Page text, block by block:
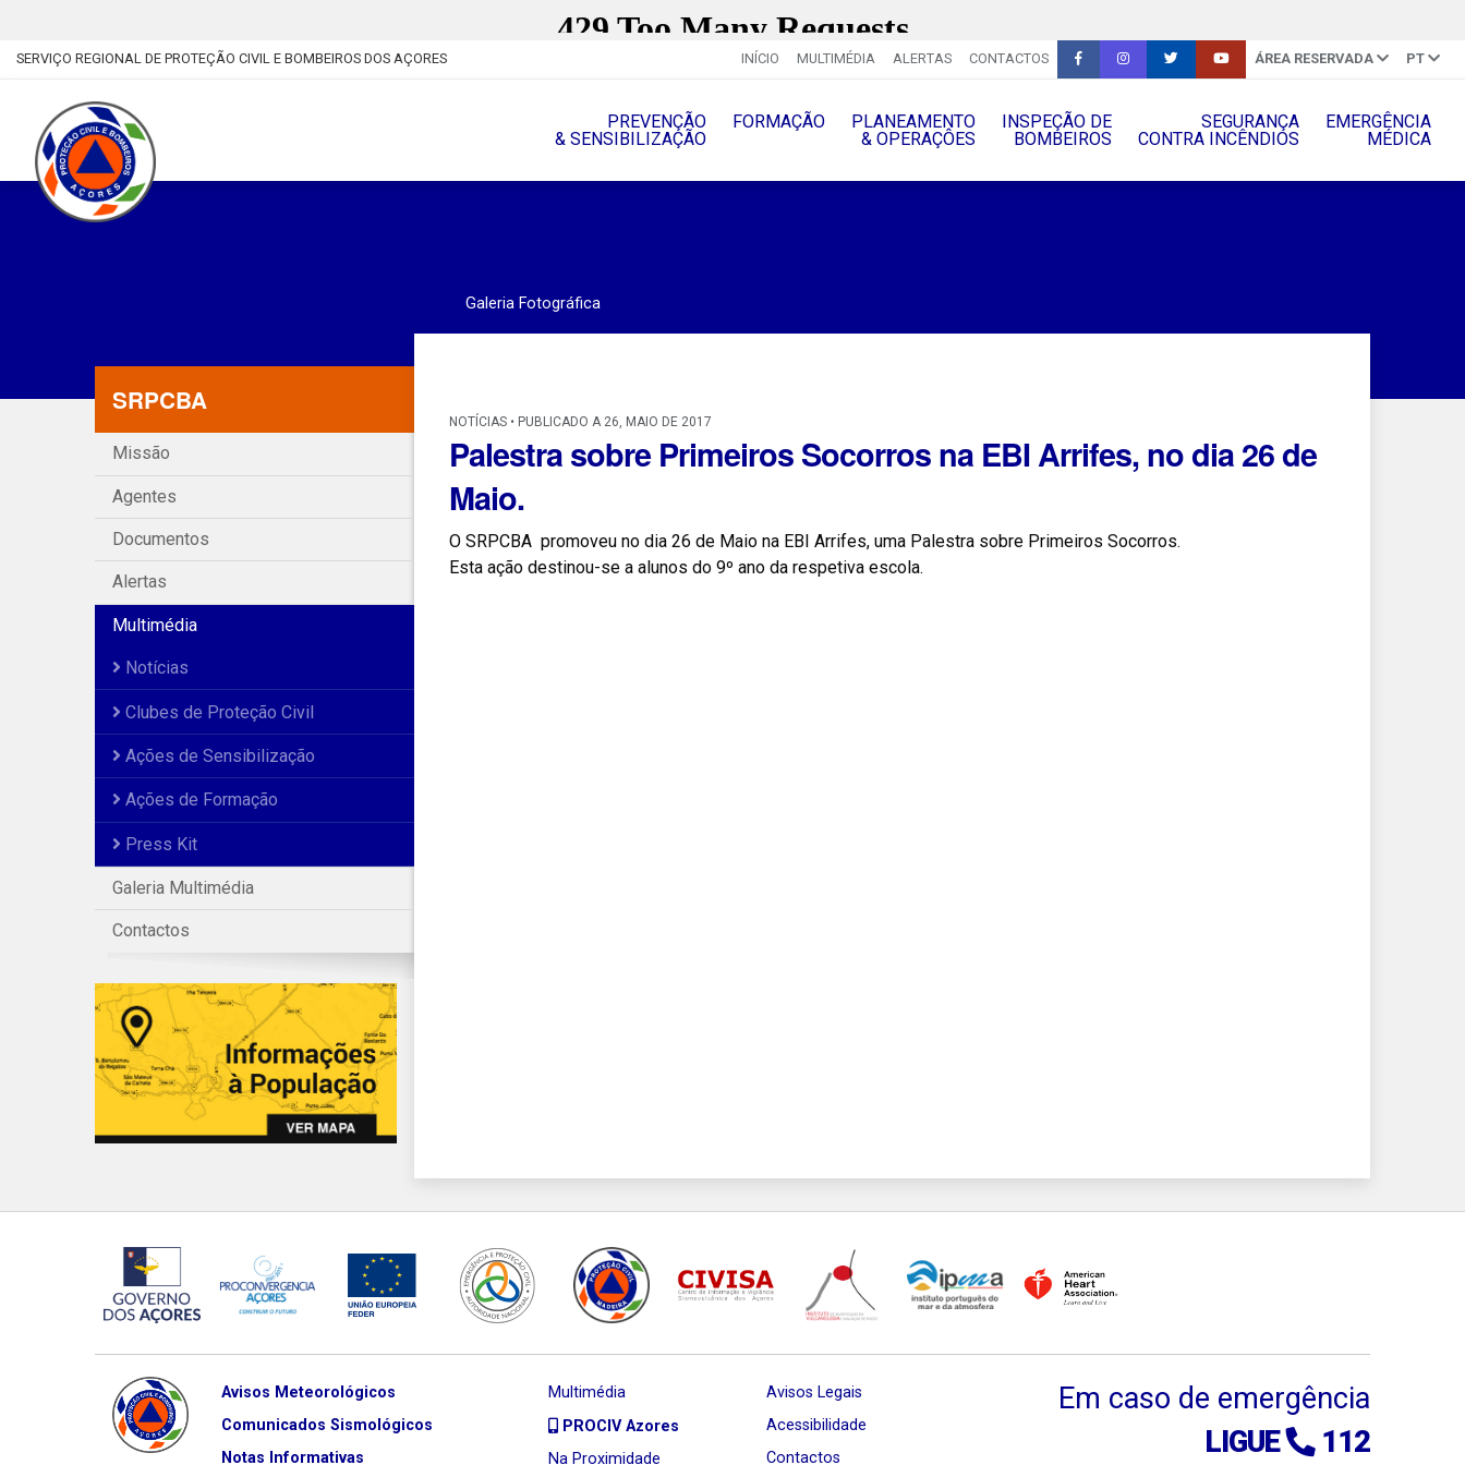
SERVIÇO REGIONAL DE PROTEÇÃO CIVIL E BOMBEIROS DOS AÇORES INÍCIO MULTIMÉDIA ALERTAS CONTACTOS ÁREA RESERVADA PT
PREVENÇÃO
& SENSIBILIZAÇÃO
FORMAÇÃO
PLANEAMENTO
& OPERAÇÔES
INSPEÇÃO DE
BOMBEIROS
SEGURANÇA
CONTRA INCÊNDIOS
EMERGÊNCIA
MÉDICA
SRPCBA
Missão
Agentes
Documentos
Alertas
Multimédia
Notícias
Clubes de Proteção Civil
Ações de Sensibilização
Ações de Formação
Press Kit
Galeria Multimédia
Contactos
Galeria Fotográfica
NOTÍCIAS • PUBLICADO A 26, MAIO DE 2017
Palestra sobre Primeiros Socorros na EBI Arrifes, no dia 26 de
Maio.
O SRPCBA promoveu no dia 26 de Maio na EBI Arrifes, uma Palestra sobre Primeiros Socorros.
Esta ação destinou-se a alunos do 9º ano da respetiva escola.
Avisos Meteorológicos
Comunicados Sismológicos
Notas Informativas
Multimédia
PROCIV Azores
Na Proximidade
Avisos Legais
Acessibilidade
Contactos
Em caso de emergência
LIGUE
112